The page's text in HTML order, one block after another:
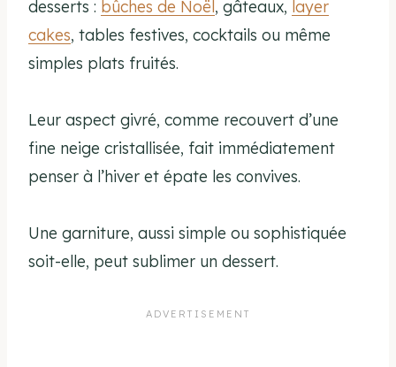
desserts : bûches de Noël, gâteaux, layer
cakes, tables festives, cocktails ou même
simples plats fruités.
Leur aspect givré, comme recouvert d’une
fine neige cristallisée, fait immédiatement
penser à l’hiver et épate les convives.
Une garniture, aussi simple ou sophistiquée
soit-elle, peut sublimer un dessert.